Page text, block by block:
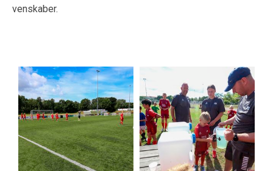
venskaber.